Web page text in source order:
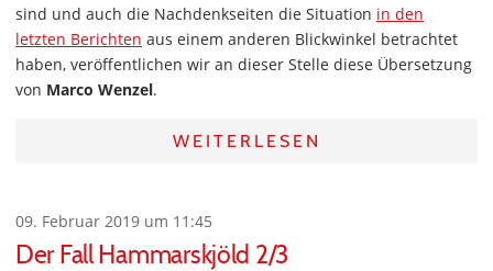
sind und auch die Nachdenkseiten die Situation in den
letzten Berichten aus einem anderen Blickwinkel betrachtet
haben, veröffentlichen wir an dieser Stelle diese Übersetzung
von Marco Wenzel.
WEITERLESEN
09. Februar 2019 um 11:45
Der Fall Hammarskjöld 2/3